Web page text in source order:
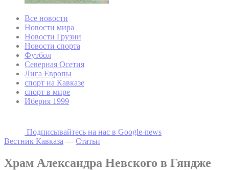
Все новости
Новости мира
Новости Грузии
Новости спорта
Футбол
Северная Осетия
Лига Европы
спорт на Кавказе
спорт в мире
Иберия 1999
Подписывайтесь на наc в Google-news
Вестник Кавказа — Статьи
Храм Александра Невского в Гяндже